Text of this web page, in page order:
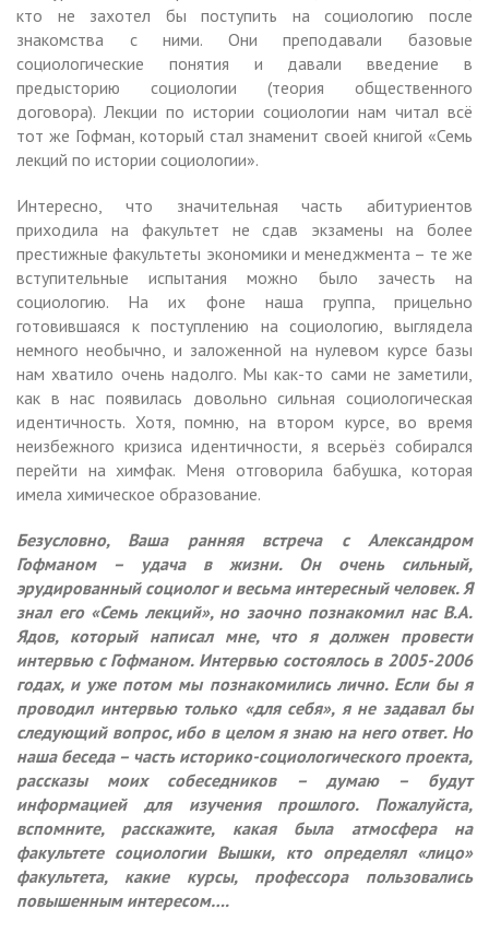
кто не захотел бы поступить на социологию после
знакомства с ними. Они преподавали базовые
социологические понятия и давали введение в
предысторию социологии (теория общественного
договора). Лекции по истории социологии нам читал всё
тот же Гофман, который стал знаменит своей книгой «Семь
лекций по истории социологии».
Интересно, что значительная часть абитуриентов
приходила на факультет не сдав экзамены на более
престижные факультеты экономики и менеджмента – те же
вступительные испытания можно было зачесть на
социологию. На их фоне наша группа, прицельно
готовившаяся к поступлению на социологию, выглядела
немного необычно, и заложенной на нулевом курсе базы
нам хватило очень надолго. Мы как-то сами не заметили,
как в нас появилась довольно сильная социологическая
идентичность. Хотя, помню, на втором курсе, во время
неизбежного кризиса идентичности, я всерьёз собирался
перейти на химфак. Меня отговорила бабушка, которая
имела химическое образование.
Безусловно, Ваша ранняя встреча с Александром
Гофманом – удача в жизни. Он очень сильный,
эрудированный социолог и весьма интересный человек. Я
знал его «Семь лекций», но заочно познакомил нас В.А.
Ядов, который написал мне, что я должен провести
интервью с Гофманом. Интервью состоялось в 2005-2006
годах, и уже потом мы познакомились лично. Если бы я
проводил интервью только «для себя», я не задавал бы
следующий вопрос, ибо в целом я знаю на него ответ. Но
наша беседа – часть историко-социологического проекта,
рассказы моих собеседников – думаю – будут
информацией для изучения прошлого. Пожалуйста,
вспомните, расскажите, какая была атмосфера на
факультете социологии Вышки, кто определял «лицо»
факультета, какие курсы, профессора пользовались
повышенным интересом….